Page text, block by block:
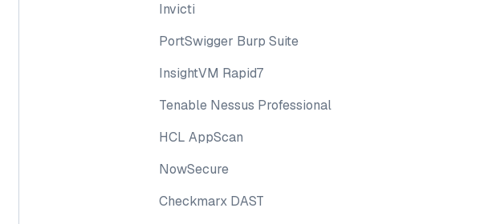
Invicti
PortSwigger Burp Suite
InsightVM Rapid7
Tenable Nessus Professional
HCL AppScan
NowSecure
Checkmarx DAST